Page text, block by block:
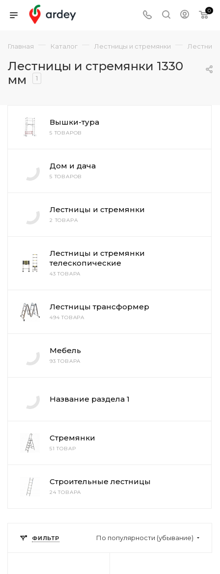
0
Главная — Каталог — Лестницы и стремянки —
Лестницы и стремянки 1330
мм
1
Вышки-тура
5 ТОВАРОВ
Дом и дача
5 ТОВАРОВ
Лестницы и стремянки
2 ТОВАРА
Лестницы и стремянки
телескопические
43 ТОВАРА
Лестницы трансформер
494 ТОВАРА
Мебель
93 ТОВАРА
Название раздела 1
Стремянки
51 ТОВАР
Строительные лестницы
24 ТОВАРА
ФИЛЬТР По популярности (убывание)